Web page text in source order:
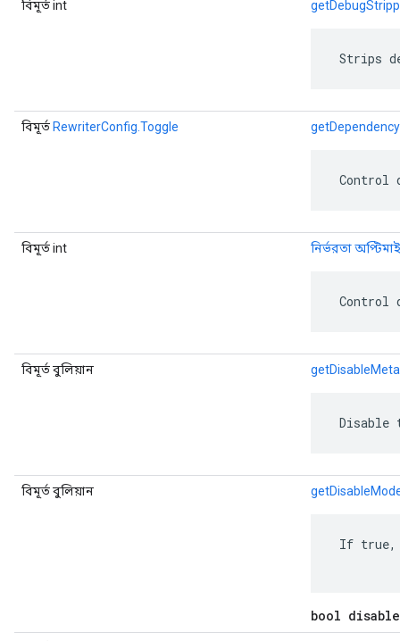
বিমূর্ত int
Strips
বিমূর্ত RewriterConfig.Toggle
Control
বিমূর্ত int নির্ভরতা
Control
বিমূর্ত বুলিয়ান
বিমূর্ত বুলিয়ান
If true,
bool